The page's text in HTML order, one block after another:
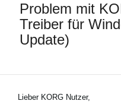
Extras
Events
Support
Problem mit
Treiber für
Update)
Lieber KORG Nutzer,